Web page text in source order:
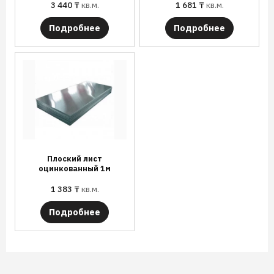
3 440 ₸кв.м.
Подробнее
1 681 ₸кв.м.
Подробнее
Плоский лист
оцинкованный 1м
1 383 ₸кв.м.
Подробнее